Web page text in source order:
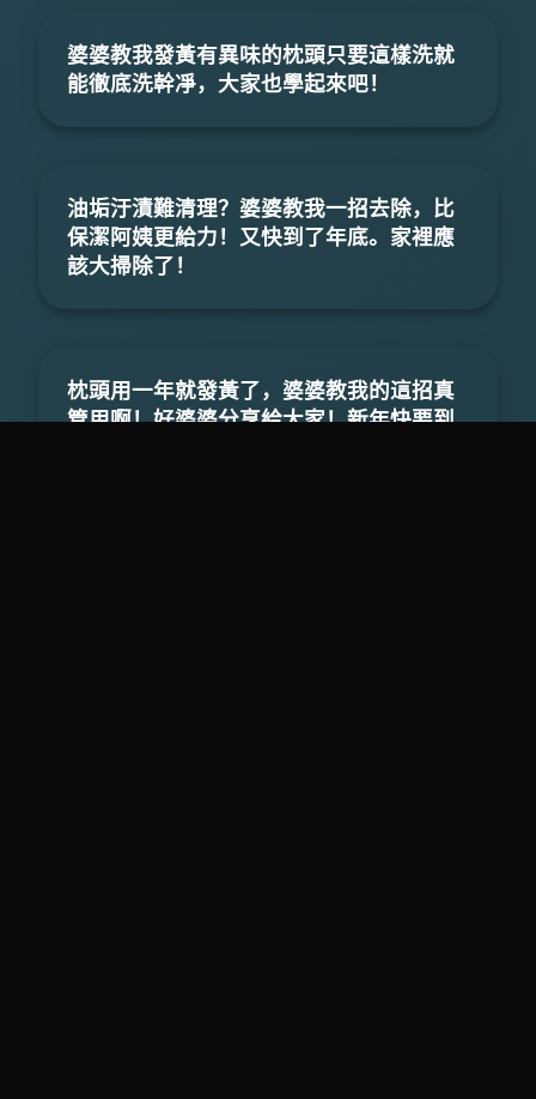
婆婆教我發黃有異味的枕頭只要這樣洗就
能徹底洗幹凈，大家也學起來吧！
油垢汙漬難清理？婆婆教我一招去除，比
保潔阿姨更給力！又快到了年底。家裡應
該大掃除了！
枕頭用一年就發黃了，婆婆教我的這招真
管用啊！好婆婆分享給大家！新年快要到